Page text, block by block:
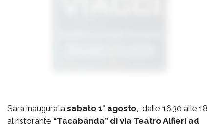
Sarà inaugurata sabato 1° agosto , dalle 16.30 alle 18
al ristorante “Tacabanda” di via Teatro Alfieri ad